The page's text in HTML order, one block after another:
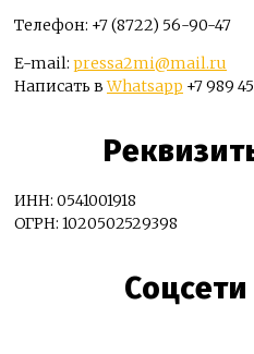
Телефон: +7 (8722) 56-90-47
E-mail: pressa2mi@mail.ru
Написать вWhatsapp +7 989
ИНН: 0541001918
ОГРН: 1020502529398
Соцсети